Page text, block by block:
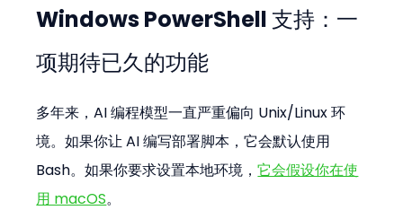
Windows PowerShell 支持：一
项期待已久的功能
多年来，AI 编程模型一直严重偏向 Unix/Linux 环
境。如果你让 AI 编写部署脚本，它会默认使用
Bash。如果你要求设置本地环境，它会假设你在使
用 macOS。